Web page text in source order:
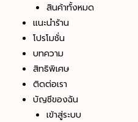
สินค้าทั้งหมด
แนะนำร้าน
โปรโมชั่น
บทความ
สิทธิพิเศษ
ติดต่อเรา
บัญชีของฉัน
เข้าสู่ระบบ